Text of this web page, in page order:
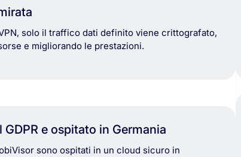
solo il traffico dati definito viene crittografato,
e migliorando le prestazioni.
GDPR e ospitato in Germania
sono ospitati in un cloud sicuro in